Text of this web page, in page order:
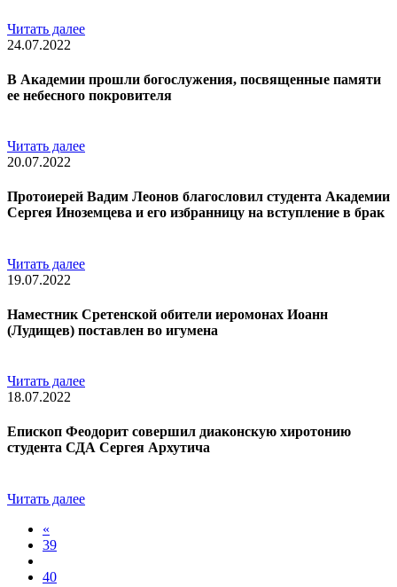
Читать далее
24.07.2022
В Академии прошли богослужения, посвященные памяти
ее небесного покровителя
Читать далее
20.07.2022
Протоиерей Вадим Леонов благословил студента Академии
Сергея Иноземцева и его избранницу на вступление в брак
Читать далее
19.07.2022
Наместник Сретенской обители иеромонах Иоанн
(Лудищев) поставлен во игумена
Читать далее
18.07.2022
Епископ Феодорит совершил диаконскую хиротонию
студента СДА Сергея Архутича
Читать далее
«
39
40